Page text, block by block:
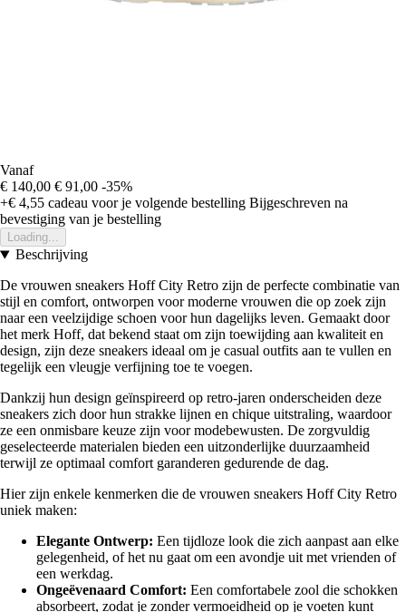
Vanaf
€ 140,00 € 91,00 -35%
+€ 4,55 cadeau voor je volgende bestelling Bijgeschreven na
bevestiging van je bestelling
Loading...
Beschrijving
De vrouwen sneakers Hoff City Retro zijn de perfecte combinatie van
stijl en comfort, ontworpen voor moderne vrouwen die op zoek zijn
naar een veelzijdige schoen voor hun dagelijks leven. Gemaakt door
het merk Hoff, dat bekend staat om zijn toewijding aan kwaliteit en
design, zijn deze sneakers ideaal om je casual outfits aan te vullen en
tegelijk een vleugje verfijning toe te voegen.
Dankzij hun design geïnspireerd op retro-jaren onderscheiden deze
sneakers zich door hun strakke lijnen en chique uitstraling, waardoor
ze een onmisbare keuze zijn voor modebewusten. De zorgvuldig
geselecteerde materialen bieden een uitzonderlijke duurzaamheid
terwijl ze optimaal comfort garanderen gedurende de dag.
Hier zijn enkele kenmerken die de vrouwen sneakers Hoff City Retro
uniek maken:
Elegante Ontwerp: Een tijdloze look die zich aanpast aan elke
gelegenheid, of het nu gaat om een avondje uit met vrienden of
een werkdag.
Ongeëvenaard Comfort: Een comfortabele zool die schokken
absorbeert, zodat je zonder vermoeidheid op je voeten kunt